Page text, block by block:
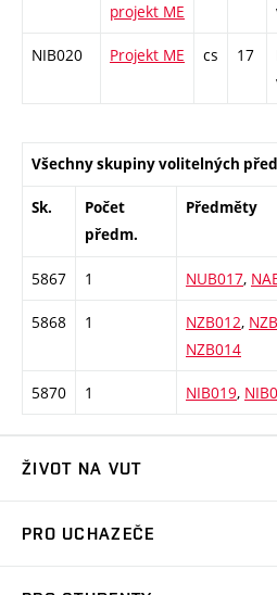
projekt ME
NIB020 Projekt ME cs 17
Všechny skupiny volitelných
Sk.
Počet
předm.
Předměty
5867 1 NUB017,
5868 1 NZB012,
NZB014
5870 1 NIB019,
ŽIVOT NA VUT
Koleje
PRO UCHAZEČE